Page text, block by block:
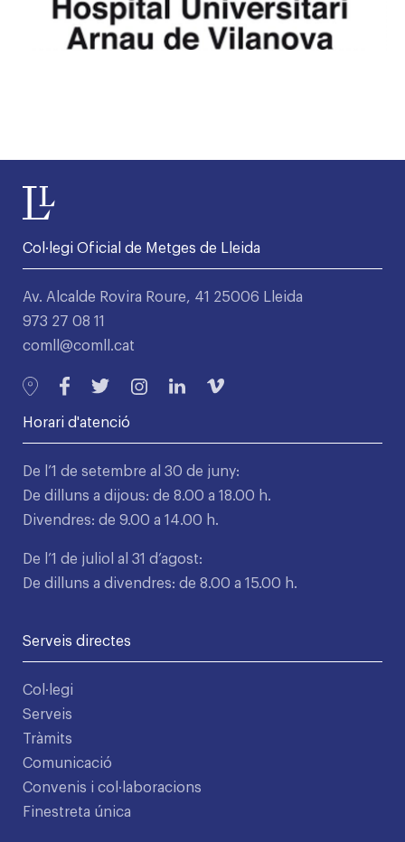
Col·legi Oficial de Metges de Lleida
Av. Alcalde Rovira Roure, 41 25006 Lleida
973 27 08 11
comll@comll.cat
Horari d'atenció
De l’1 de setembre al 30 de juny:
De dilluns a dijous: de 8.00 a 18.00 h.
Divendres: de 9.00 a 14.00 h.
De l’1 de juliol al 31 d’agost:
De dilluns a divendres: de 8.00 a 15.00 h.
Serveis directes
Col·legi
Serveis
Tràmits
Comunicació
Convenis i col·laboracions
Finestreta única